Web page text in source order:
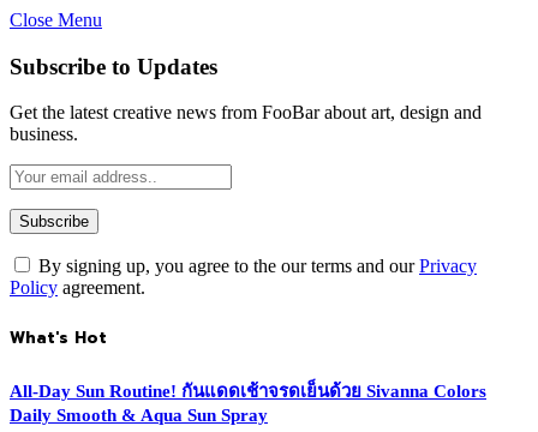
Close Menu
Subscribe to Updates
Get the latest creative news from FooBar about art, design and
business.
By signing up, you agree to the our terms and ourPrivacy
Policy agreement.
What's Hot
All-Day Sun Routine! กันแดดเช้าจรดเย็นด้วย Sivanna Colors
Daily Smooth & Aqua Sun Spray